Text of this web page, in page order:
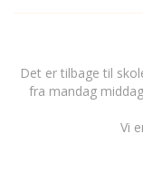
Det er tilbage til
fra mandag
Vi